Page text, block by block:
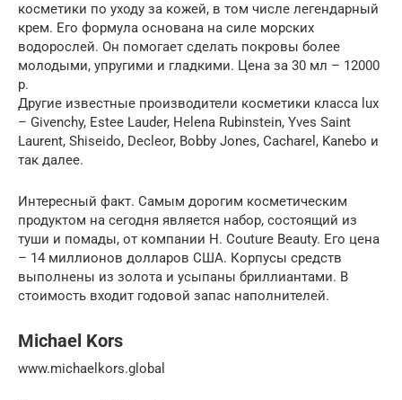
косметики по уходу за кожей, в том числе легендарный
крем. Его формула основана на силе морских
водорослей. Он помогает сделать покровы более
молодыми, упругими и гладкими. Цена за 30 мл – 12000
р.
Другие известные производители косметики класса lux
– Givenchy, Estee Lauder, Helena Rubinstein, Yves Saint
Laurent, Shiseido, Decleor, Bobby Jones, Cacharel, Kanebo и
так далее.
Интересный факт. Самым дорогим косметическим
продуктом на сегодня является набор, состоящий из
туши и помады, от компании H. Couture Beauty. Его цена
– 14 миллионов долларов США. Корпусы средств
выполнены из золота и усыпаны бриллиантами. В
стоимость входит годовой запас наполнителей.
Michael Kors
www.michaelkors.global